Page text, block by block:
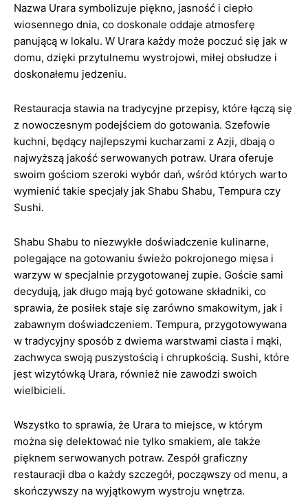
Nazwa Urara symbolizuje piękno, jasność i ciepło
wiosennego dnia, co doskonale oddaje atmosferę
panującą w lokalu. W Urara każdy może poczuć się jak w
domu, dzięki przytulnemu wystrojowi, miłej obsłudze i
doskonałemu jedzeniu.
Restauracja stawia na tradycyjne przepisy, które łączą się
z nowoczesnym podejściem do gotowania. Szefowie
kuchni, będący najlepszymi kucharzami z Azji, dbają o
najwyższą jakość serwowanych potraw. Urara oferuje
swoim gościom szeroki wybór dań, wśród których warto
wymienić takie specjały jak Shabu Shabu, Tempura czy
Sushi.
Shabu Shabu to niezwykłe doświadczenie kulinarne,
polegające na gotowaniu świeżo pokrojonego mięsa i
warzyw w specjalnie przygotowanej zupie. Goście sami
decydują, jak długo mają być gotowane składniki, co
sprawia, że posiłek staje się zarówno smakowitym, jak i
zabawnym doświadczeniem. Tempura, przygotowywana
w tradycyjny sposób z dwiema warstwami ciasta i mąki,
zachwyca swoją puszystością i chrupkością. Sushi, które
jest wizytówką Urara, również nie zawodzi swoich
wielbicieli.
Wszystko to sprawia, że Urara to miejsce, w którym
można się delektować nie tylko smakiem, ale także
pięknem serwowanych potraw. Zespół graficzny
restauracji dba o każdy szczegół, począwszy od menu, a
skończywszy na wyjątkowym wystroju wnętrza.